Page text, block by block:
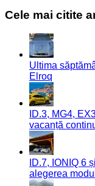
Cele mai citite
Ultima
Elroq
ID.3, MG4,
vacanță
ID.7, IONIQ 6
alegerea